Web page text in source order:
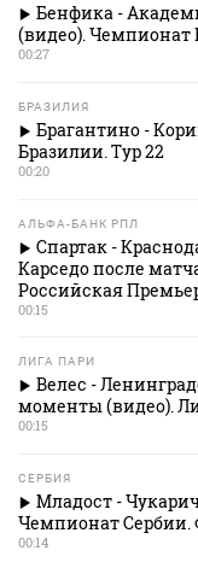
Бенфика -
(видео). Чемпионат
00:27
БРАЗИЛИЯ
Брагантино -
Бразилии. Тур 22
00:20
АЛЬФА-БАНК РПЛ
Спартак -
Карседо после
Российская
00:15
ЛИГА ПАРИ
Велес -
моменты (видео).
00:15
СЕРБИЯ
Младост -
Чемпионат Сербии.
00:14